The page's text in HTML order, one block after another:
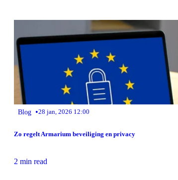
Blog •28 jan, 2026 12:00
Zo regelt Armarium beveiliging en privacy
2 min read